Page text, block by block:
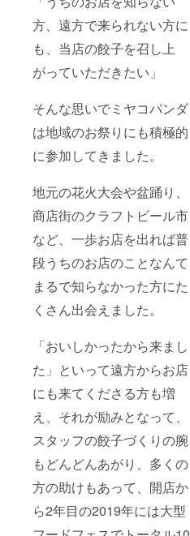
方、遠方で来られない方に
も、当店の餃子を召し上
がっていただきたい」
そんな思いでミヤコパンダ
は地域のお祭りにも積極的
に参加してきました。
地元の花火大会や盆踊り、
商店街のクラフトビール市
など、一歩お店を出れば普
段うちのお店のことなんて
まるで知らなかった方にた
くさん出会えました。
「おいしかったから来まし
た」といって遠方からお店
にも来てくださる方も増
え、それが励みとなって、
スタッフの餃子づくりの腕
もどんどんあがり、多くの
方の助けもあって、開店か
ら2年目の2019年には大型